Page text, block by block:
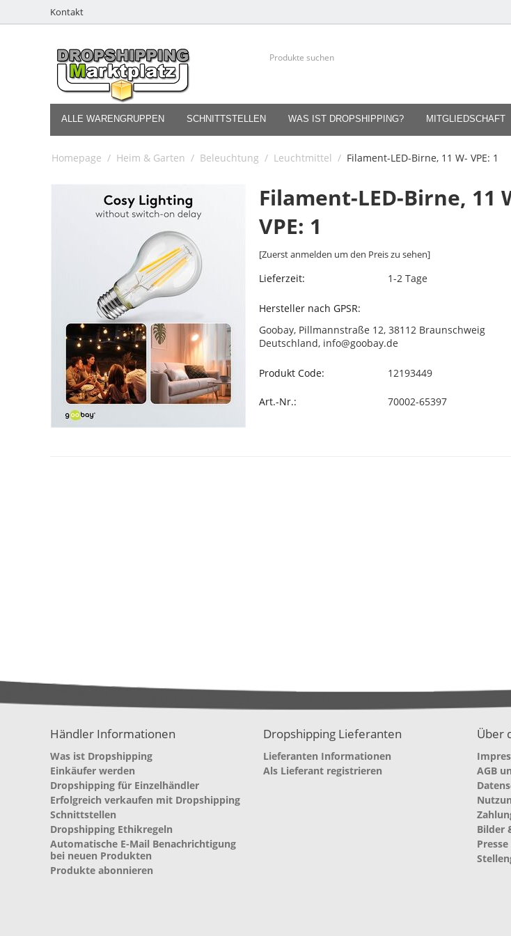
Kontakt
ALLE WARENGRUPPEN SCHNITTSTELLEN WAS IST DROPSHIPPING? MITGLIEDSCHAFT
Homepage / Heim & Garten / Beleuchtung / Leuchtmittel / Filament-LED-Birne, 11 W- VPE: 1
Filament-LED-Birne, 11
VPE: 1
[Zuerst anmelden um den Preis zu sehen]
Lieferzeit: 1-2 Tage
Hersteller nach GPSR:
Goobay, Pillmannstraße 12, 38112 Braunschweig
Deutschland, info@goobay.de
Produkt Code: 12193449
Art.-Nr.: 70002-65397
Händler Informationen
Was ist Dropshipping
Einkäufer werden
Dropshipping für Einzelhändler
Erfolgreich verkaufen mit Dropshipping
Schnittstellen
Dropshipping Ethikregeln
Automatische E-Mail Benachrichtigung
bei neuen Produkten
Produkte abonnieren
Dropshipping Lieferanten
Lieferanten Informationen
Als Lieferant registrieren
Über
AGB
Bilder
Presse